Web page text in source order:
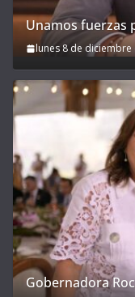
Unamos fuerzas
lunes 8 de diciembre
Gobernadora